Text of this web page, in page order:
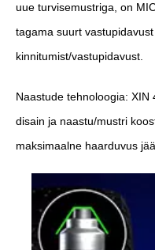
uue turvisemustriga, on
tagama suurt
kinnitumist/vastupidavust.
Naastude tehnoloogia:
disain ja naastu/mustri
maksimaalne haarduvus